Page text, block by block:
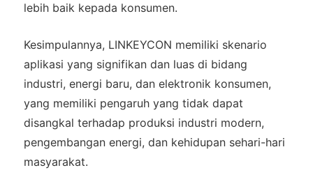
lebih baik kepada konsumen.
Kesimpulannya, LINKEYCON memiliki skenario
aplikasi yang signifikan dan luas di bidang
industri, energi baru, dan elektronik konsumen,
yang memiliki pengaruh yang tidak dapat
disangkal terhadap produksi industri modern,
pengembangan energi, dan kehidupan sehari-hari
masyarakat.